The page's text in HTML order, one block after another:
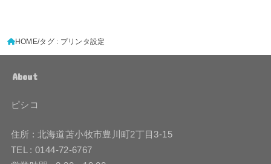
HOME タグ : プリンタ設定
About
ピシコ
住所 : 北海道苫小牧市豊川町2丁目3-15
TEL : 0144-72-6767